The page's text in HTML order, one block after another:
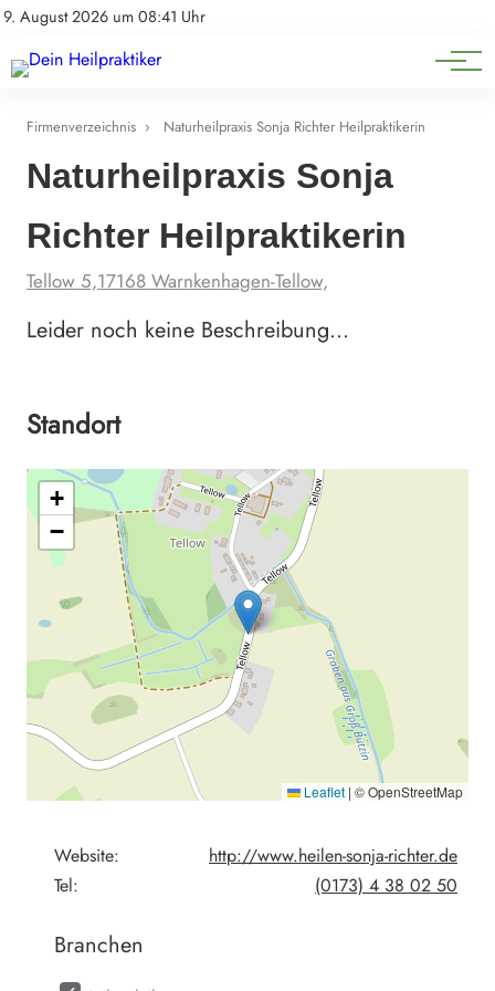
9. August 2026 um 08:41 Uhr
Impressum
Natürliche Medizin
Heilpflanzen & Kräuterkunde
Firmenverzeichnis › Naturheilpraxis Sonja Richter Heilpraktikerin
Naturheilpraxis Sonja
Richter Heilpraktikerin
Tellow 5,17168 Warnkenhagen-Tellow,
Leider noch keine Beschreibung…
Standort
+
−
Leaflet | © OpenStreetMap
Website:
http://www.heilen-sonja-richter.de
Tel:
(0173) 4 38 02 50
Branchen